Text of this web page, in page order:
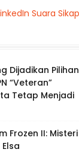
Dijadikan Pilihan
“Veteran”
Tetap Menjadi
Frozen II: Misteri